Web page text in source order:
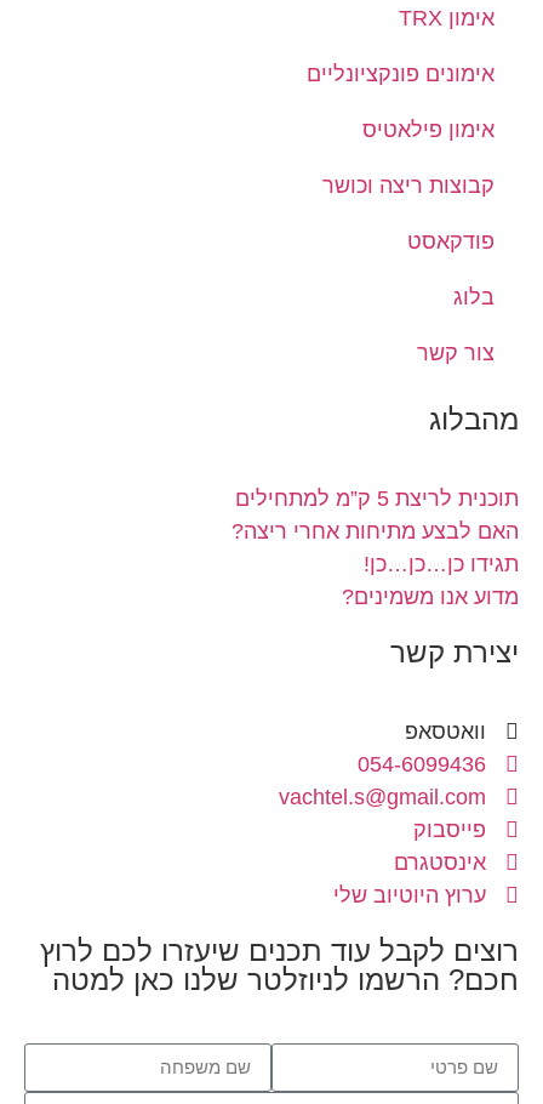
אימון TRX
אימונים פונקציונליים
אימון פילאטיס
קבוצות ריצה וכושר
פודקאסט
בלוג
צור קשר
מהבלוג
תוכנית לריצת 5 ק”מ למתחילים
האם לבצע מתיחות אחרי ריצה?
תגידו כן…כן…כן!
מדוע אנו משמינים?
יצירת קשר
וואטסאפ
054-6099436
vachtel.s@gmail.com
פייסבוק
אינסטגרם
ערוץ היוטיוב שלי
רוצים לקבל עוד תכנים שיעזרו לכם לרוץ
חכם? הרשמו לניוזלטר שלנו כאן למטה